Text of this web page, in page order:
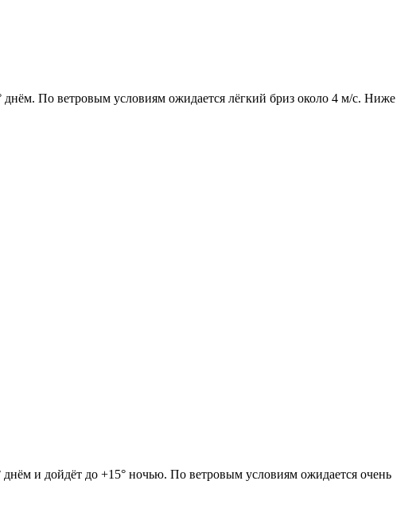
днём. По ветровым условиям ожидается лёгкий бриз около 4 м/с. Ниже
и дойдёт до +15° ночью. По ветровым условиям ожидается очень